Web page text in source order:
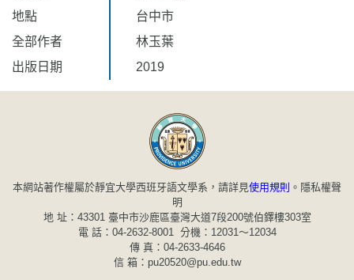
地點
台中市
全部作者
林玉葉
出版日期
2019
本網站著作權屬於靜宜大學西班牙語文學系，請詳見使用規則 。 隱私權聲
明
地 址：43301 臺中市沙鹿區臺灣大道7段200號伯鐸樓303室
電 話：04-2632-8001 分機：12031～12034
傳 真：04-2633-4646
信 箱：pu20520@pu.edu.tw